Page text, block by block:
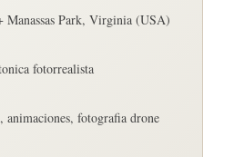
Park, Virginia (USA)
fotorrealista
animaciones, fotografia drone